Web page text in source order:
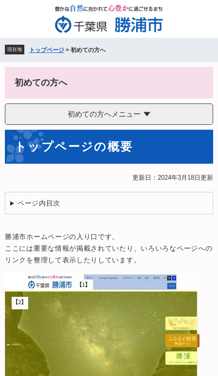
先
頭
で
を
飛
ば
文
現在地 トップページ > 初めての方へ
初めての方へ
初めての方へメニュー
文 トップページの概要
更新日：2024年3月18日更新
ページ内目次
勝浦市ホームページの入り口です。
ここには重要な情報が掲載されていたり、いろいろなページへの
リンクを整理して表示したりしています。